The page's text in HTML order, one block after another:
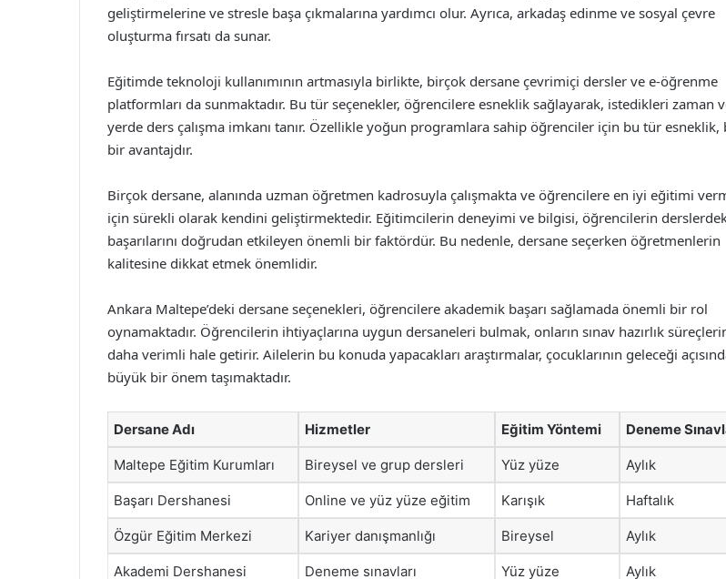
geliştirmelerine ve stresle başa çıkmalarına yardımcı olur. Ayrıca, arkadaş edinme ve sosyal çevre
oluşturma fırsatı da sunar.
Eğitimde teknoloji kullanımının artmasıyla birlikte, birçok dersane çevrimiçi dersler ve e-öğrenme
platformları da sunmaktadır. Bu tür seçenekler, öğrencilere esneklik sağlayarak, istedikleri zaman
yerde ders çalışma imkanı tanır. Özellikle yoğun programlara sahip öğrenciler için bu tür esneklik,
bir avantajdır.
Birçok dersane, alanında uzman öğretmen kadrosuyla çalışmakta ve öğrencilere en iyi eğitimi
için sürekli olarak kendini geliştirmektedir. Eğitimcilerin deneyimi ve bilgisi, öğrencilerin
başarılarını doğrudan etkileyen önemli bir faktördür. Bu nedenle, dersane seçerken öğretmenlerin
kalitesine dikkat etmek önemlidir.
Ankara Maltepe’deki dersane seçenekleri, öğrencilere akademik başarı sağlamada önemli bir rol
oynamaktadır. Öğrencilerin ihtiyaçlarına uygun dersaneleri bulmak, onların sınav hazırlık
daha verimli hale getirir. Ailelerin bu konuda yapacakları araştırmalar, çocuklarının geleceği
büyük bir önem taşımaktadır.
Dersane Adı Hizmetler Eğitim Yöntemi Deneme
Maltepe Eğitim Kurumları Bireysel ve grup dersleri Yüz yüze Aylık
Başarı Dershanesi Online ve yüz yüze eğitim Karışık Haftalık
Özgür Eğitim Merkezi Kariyer danışmanlığı Bireysel Aylık
Akademi Dershanesi Deneme sınavları Yüz yüze Aylık